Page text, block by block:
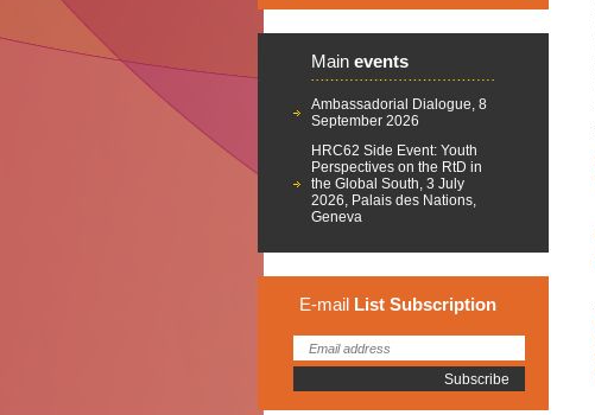
Main events
Ambassadorial Dialogue, 8
September 2026
HRC62 Side Event: Youth
Perspectives on the RtD in
the Global South, 3 July
2026, Palais des Nations,
Geneva
E-mail List Subscription